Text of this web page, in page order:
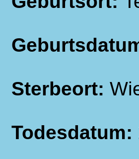
Sterbeort:
Todesdatum: